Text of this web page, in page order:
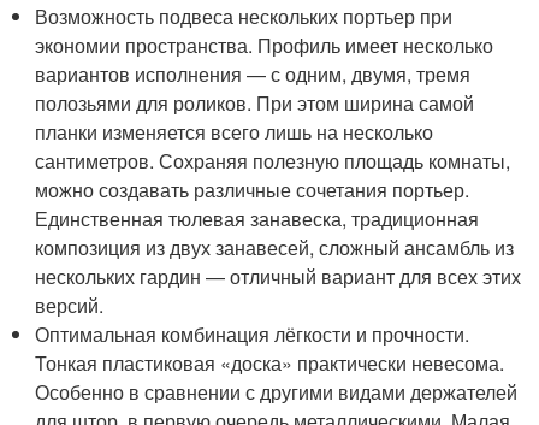
Возможность подвеса нескольких портьер при
экономии пространства. Профиль имеет несколько
вариантов исполнения — с одним, двумя, тремя
полозьями для роликов. При этом ширина самой
планки изменяется всего лишь на несколько
сантиметров. Сохраняя полезную площадь комнаты,
можно создавать различные сочетания портьер.
Единственная тюлевая занавеска, традиционная
композиция из двух занавесей, сложный ансамбль из
нескольких гардин — отличный вариант для всех этих
версий.
Оптимальная комбинация лёгкости и прочности.
Тонкая пластиковая «доска» практически невесома.
Особенно в сравнении с другими видами держателей